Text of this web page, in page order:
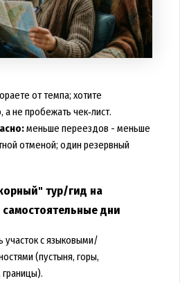
от темпа; хотите
а не пробежать чек‑лист.
меньше переездов - меньше
отменой; один резервный
тур/гид на
дни
участок с языковыми/
(пустыня, горы,